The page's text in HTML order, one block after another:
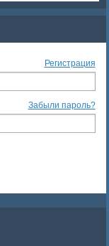
Регистрация
Забыли пароль?